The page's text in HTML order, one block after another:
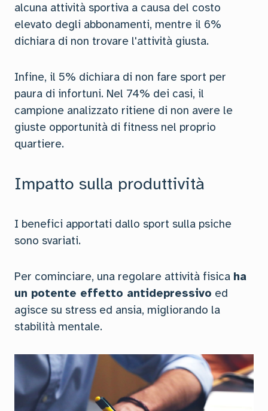
alcuna attività sportiva a causa del costo
elevato degli abbonamenti, mentre il 6%
dichiara di non trovare l'attività giusta.
Infine, il 5% dichiara di non fare sport per
paura di infortuni. Nel 74% dei casi, il
campione analizzato ritiene di non avere le
giuste opportunità di fitness nel proprio
quartiere.
Impatto sulla produttività
I benefici apportati dallo sport sulla psiche
sono svariati.
Per cominciare, una regolare attività fisica ha
un potente effetto antidepressivo ed
agisce su stress ed ansia, migliorando la
stabilità mentale.